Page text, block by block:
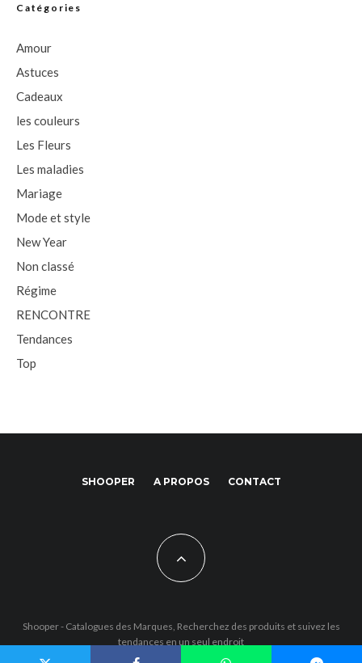
Catégories
Amour
Astuces
Cadeaux
les couleurs
Les Fleurs
Les maladies
Mariage
Mode et style
New Year
Non classé
Régime
RENCONTRE
Tendances
Top
SHOOPER A PROPOS CONTACT
Shooper - Catalogues des Marques, Recherchez des produits et suivez les
tendances en un seul endroit